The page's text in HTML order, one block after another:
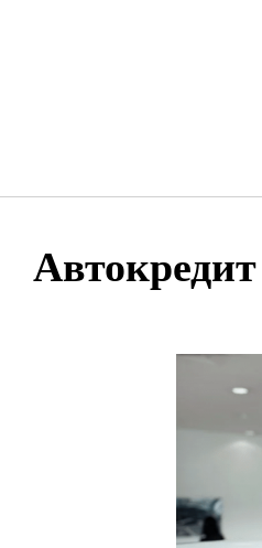
Автокредит